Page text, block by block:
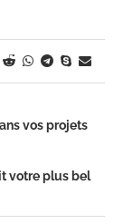
vos projets
votre plus bel